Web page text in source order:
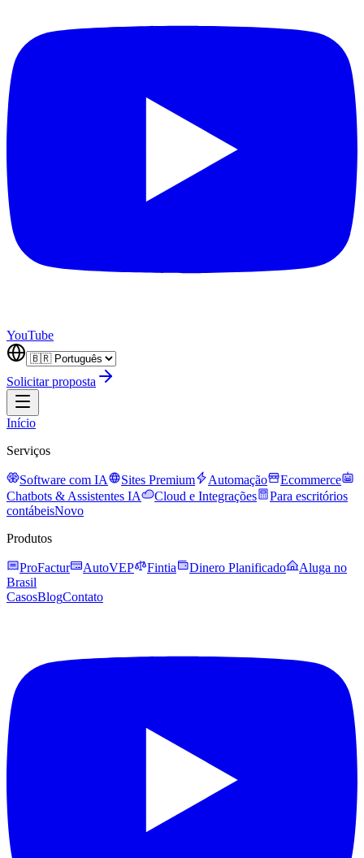
YouTube
Solicitar proposta
Início
Serviços
Software com IA Sites Premium Automação
Ecommerce
Chatbots & Assistentes IA
Cloud e Integrações
Para escritórios
contábeisNovo
Produtos
ProFactur AutoVEP Fintia Dinero Planificado
Aluga no
Brasil
CasosBlogContato